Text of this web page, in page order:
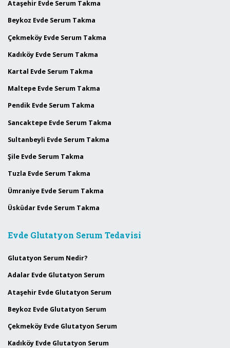
Ataşehir Evde Serum Takma
Beykoz Evde Serum Takma
Çekmeköy Evde Serum Takma
Kadıköy Evde Serum Takma
Kartal Evde Serum Takma
Maltepe Evde Serum Takma
Pendik Evde Serum Takma
Sancaktepe Evde Serum Takma
Sultanbeyli Evde Serum Takma
Şile Evde Serum Takma
Tuzla Evde Serum Takma
Ümraniye Evde Serum Takma
Üsküdar Evde Serum Takma
Evde Glutatyon Serum Tedavisi
Glutatyon Serum Nedir?
Adalar Evde Glutatyon Serum
Ataşehir Evde Glutatyon Serum
Beykoz Evde Glutatyon Serum
Çekmeköy Evde Glutatyon Serum
Kadıköy Evde Glutatyon Serum